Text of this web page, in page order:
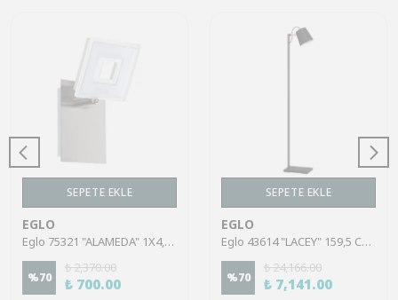
SEPETE EKLE
EGLO
Eglo 75321 "ALAMEDA" 1X4,5W Çelik Nikel Mat Sıva Üstü Spot
%70
₺ 2,370.00
₺ 700.00
SEPETE EKLE
EGLO
Eglo 43614 "LACEY" 159,5 Cm Yüksekliğinde Çelik, Ahşap Köşe Lambası Lambader
%70
₺ 24,166.00
₺ 7,141.00